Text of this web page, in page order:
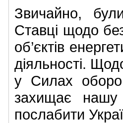
Звичайно,
Ставці щодо
об’єктів
діяльності.
у Силах
захищає нашу
послабити